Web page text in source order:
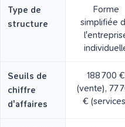
Type de
structure
Forme
simplifiée
Seuils de
chiffre
d'affaires
188 700 €
(vente), 77
€